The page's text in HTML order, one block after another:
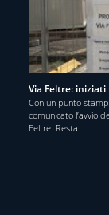
Via Feltre:
Con un punto
comunicato l’avvio
Feltre. Resta